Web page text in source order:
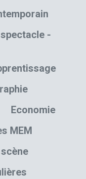
-
Economie
MEM